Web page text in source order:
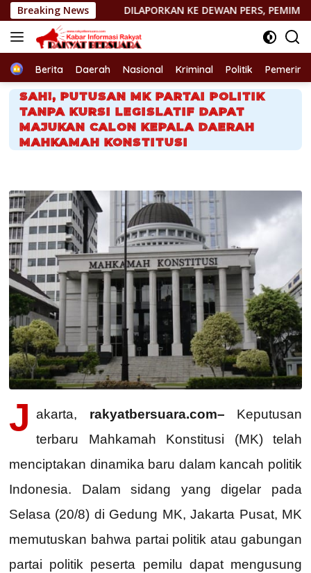
Langsung
ke
konten
Breaking News
DILAPORKAN KE DEWAN PERS, PEMIMPIN REDAKSI http://
HomeBerita Daerah Nasional Kriminal Politik
SAH!, PUTUSAN MK PARTAI POLITIK
TANPA KURSI LEGISLATIF DAPAT
MAJUKAN CALON KEPALA DAERAH
MAHKAMAH KONSTITUSI
J akarta, rakyatbersuara.com– Keputusan
terbaru Mahkamah Konstitusi (MK) telah
menciptakan dinamika baru dalam kancah politik
Indonesia. Dalam sidang yang digelar pada
Selasa (20/8) di Gedung MK, Jakarta Pusat, MK
memutuskan bahwa partai politik atau gabungan
partai politik peserta pemilu dapat mengusung